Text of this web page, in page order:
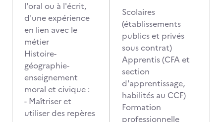
l'oral ou à l'écrit,
d'une expérience
en lien avec le
métier
Histoire-
géographie-
enseignement
moral et civique :
- Maîtriser et
utiliser des repères
Scolaires
(établissements
publics et privés
sous contrat)
Apprentis (CFA et
section
d'apprentissage,
habilités au CCF)
Formation
professionnelle